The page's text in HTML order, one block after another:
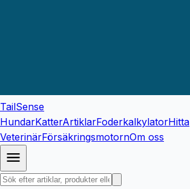
TailSense
HundarKatterArtiklarFoderkalkylatorHitta
VeterinärFörsäkringsmotornOm oss